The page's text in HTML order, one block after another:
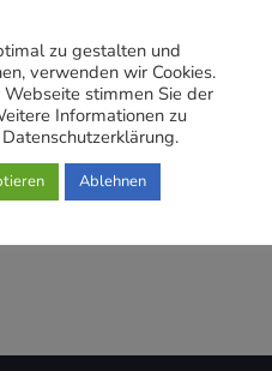
geschaffen. Es
Archivierung von
zu gestalten und
verwenden wir Cookies.
stimmen Sie der
Informationen zu
Ablehnen